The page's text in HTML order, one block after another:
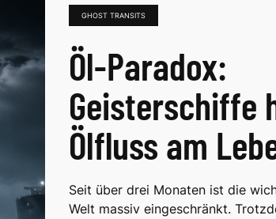
GHOST TRANSITS
Öl-Paradox:
Geisterschiffe
Ölfluss am
Seit über drei Monaten ist die
Welt massiv eingeschränkt.